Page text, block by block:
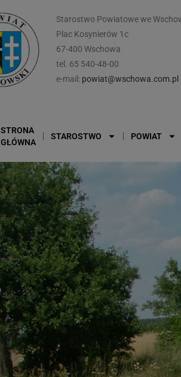
Starostwo Powiatowe we
Plac Kosynierów 1c
67-400 Wschowa
tel. 65 540-48-00
e-mail: powiat@wschowa.com.pl
STRONA
GŁÓWNA
STAROSTWO POWIAT